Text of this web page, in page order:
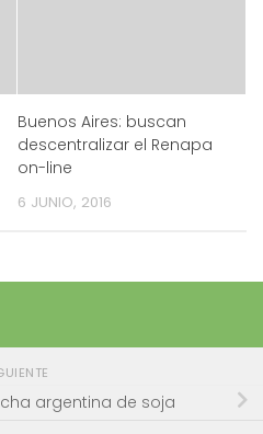
Buenos Aires: buscan
descentralizar el Renapa
on-line
6 JUNIO, 2016
argentina de soja